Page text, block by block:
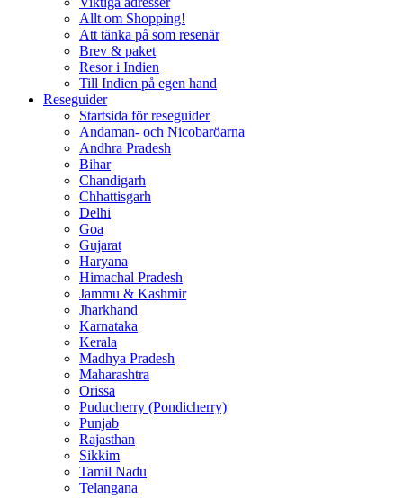
Allt om Shopping!
Att tänka på som resenär
Brev & paket
Resor i Indien
Till Indien på egen hand
Reseguider
Startsida för reseguider
Andaman- och Nicobaröarna
Andhra Pradesh
Bihar
Chandigarh
Chhattisgarh
Delhi
Goa
Gujarat
Haryana
Himachal Pradesh
Jammu & Kashmir
Jharkhand
Karnataka
Kerala
Madhya Pradesh
Maharashtra
Orissa
Puducherry (Pondicherry)
Punjab
Rajasthan
Sikkim
Tamil Nadu
Telangana